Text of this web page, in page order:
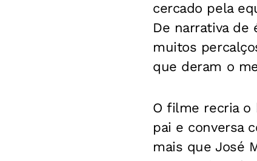
cercado pela
De narrativa de
muitos
que deram o
O filme recria o
pai e conversa
mais que José